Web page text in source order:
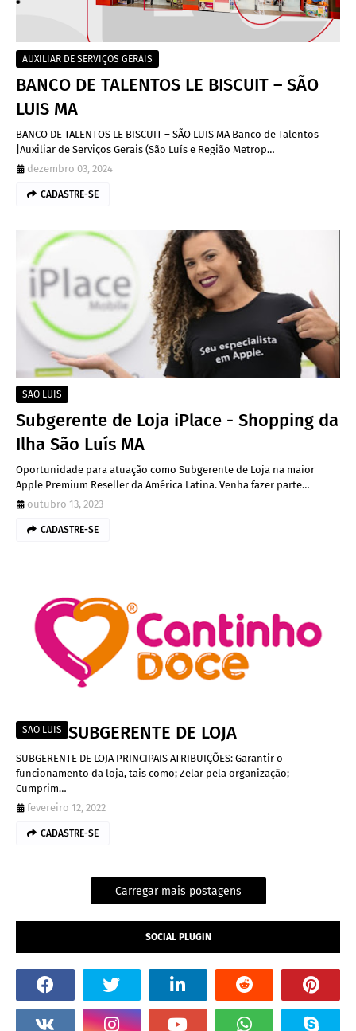
AUXILIAR DE SERVIÇOS GERAIS
BANCO DE TALENTOS LE BISCUIT – SÃO
LUIS MA
BANCO DE TALENTOS LE BISCUIT – SÃO LUIS MA Banco de Talentos
|Auxiliar de Serviços Gerais (São Luís e Região Metrop…
dezembro 03, 2024
CADASTRE-SE
SAO LUIS
Subgerente de Loja iPlace - Shopping da
Ilha São Luís MA
Oportunidade para atuação como Subgerente de Loja na maior
Apple Premium Reseller da América Latina. Venha fazer parte…
outubro 13, 2023
CADASTRE-SE
SAO LUIS SUBGERENTE DE LOJA
SUBGERENTE DE LOJA PRINCIPAIS ATRIBUIÇÕES: Garantir o
funcionamento da loja, tais como; Zelar pela organização;
Cumprim…
fevereiro 12, 2022
CADASTRE-SE
Carregar mais postagens
SOCIAL PLUGIN